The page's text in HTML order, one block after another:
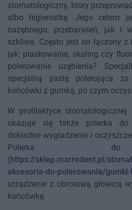
stomatologiczny, który
albo higienistkę. Jego celem
nazębnego, przebarwień, jak i
szkliwa. Często jest on łączony
jak: piaskowanie, skaling czy
polerowanie uzębienia?
specjalną pastę polerująca
końcówki z gumką, po czym
W profilaktyce stomatologicznej
okazuje się także
polerka
dokładne wygładzenie i
Polerka
(https://sklep.marrodent.pl/
akcesoria-do-polerowania/
urządzenie z obrotową głowicą
końcówkę.